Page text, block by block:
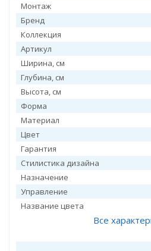
Монтаж
Бренд
Коллекция
Артикул
Ширина, см
Глубина, см
Высота, см
Форма
Материал
Цвет
Гарантия
Стилистика дизайна
Назначение
Управление
Название цвета
Все